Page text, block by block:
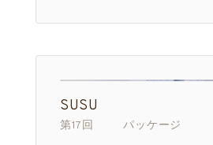
SUSU
第17回 パッケージ